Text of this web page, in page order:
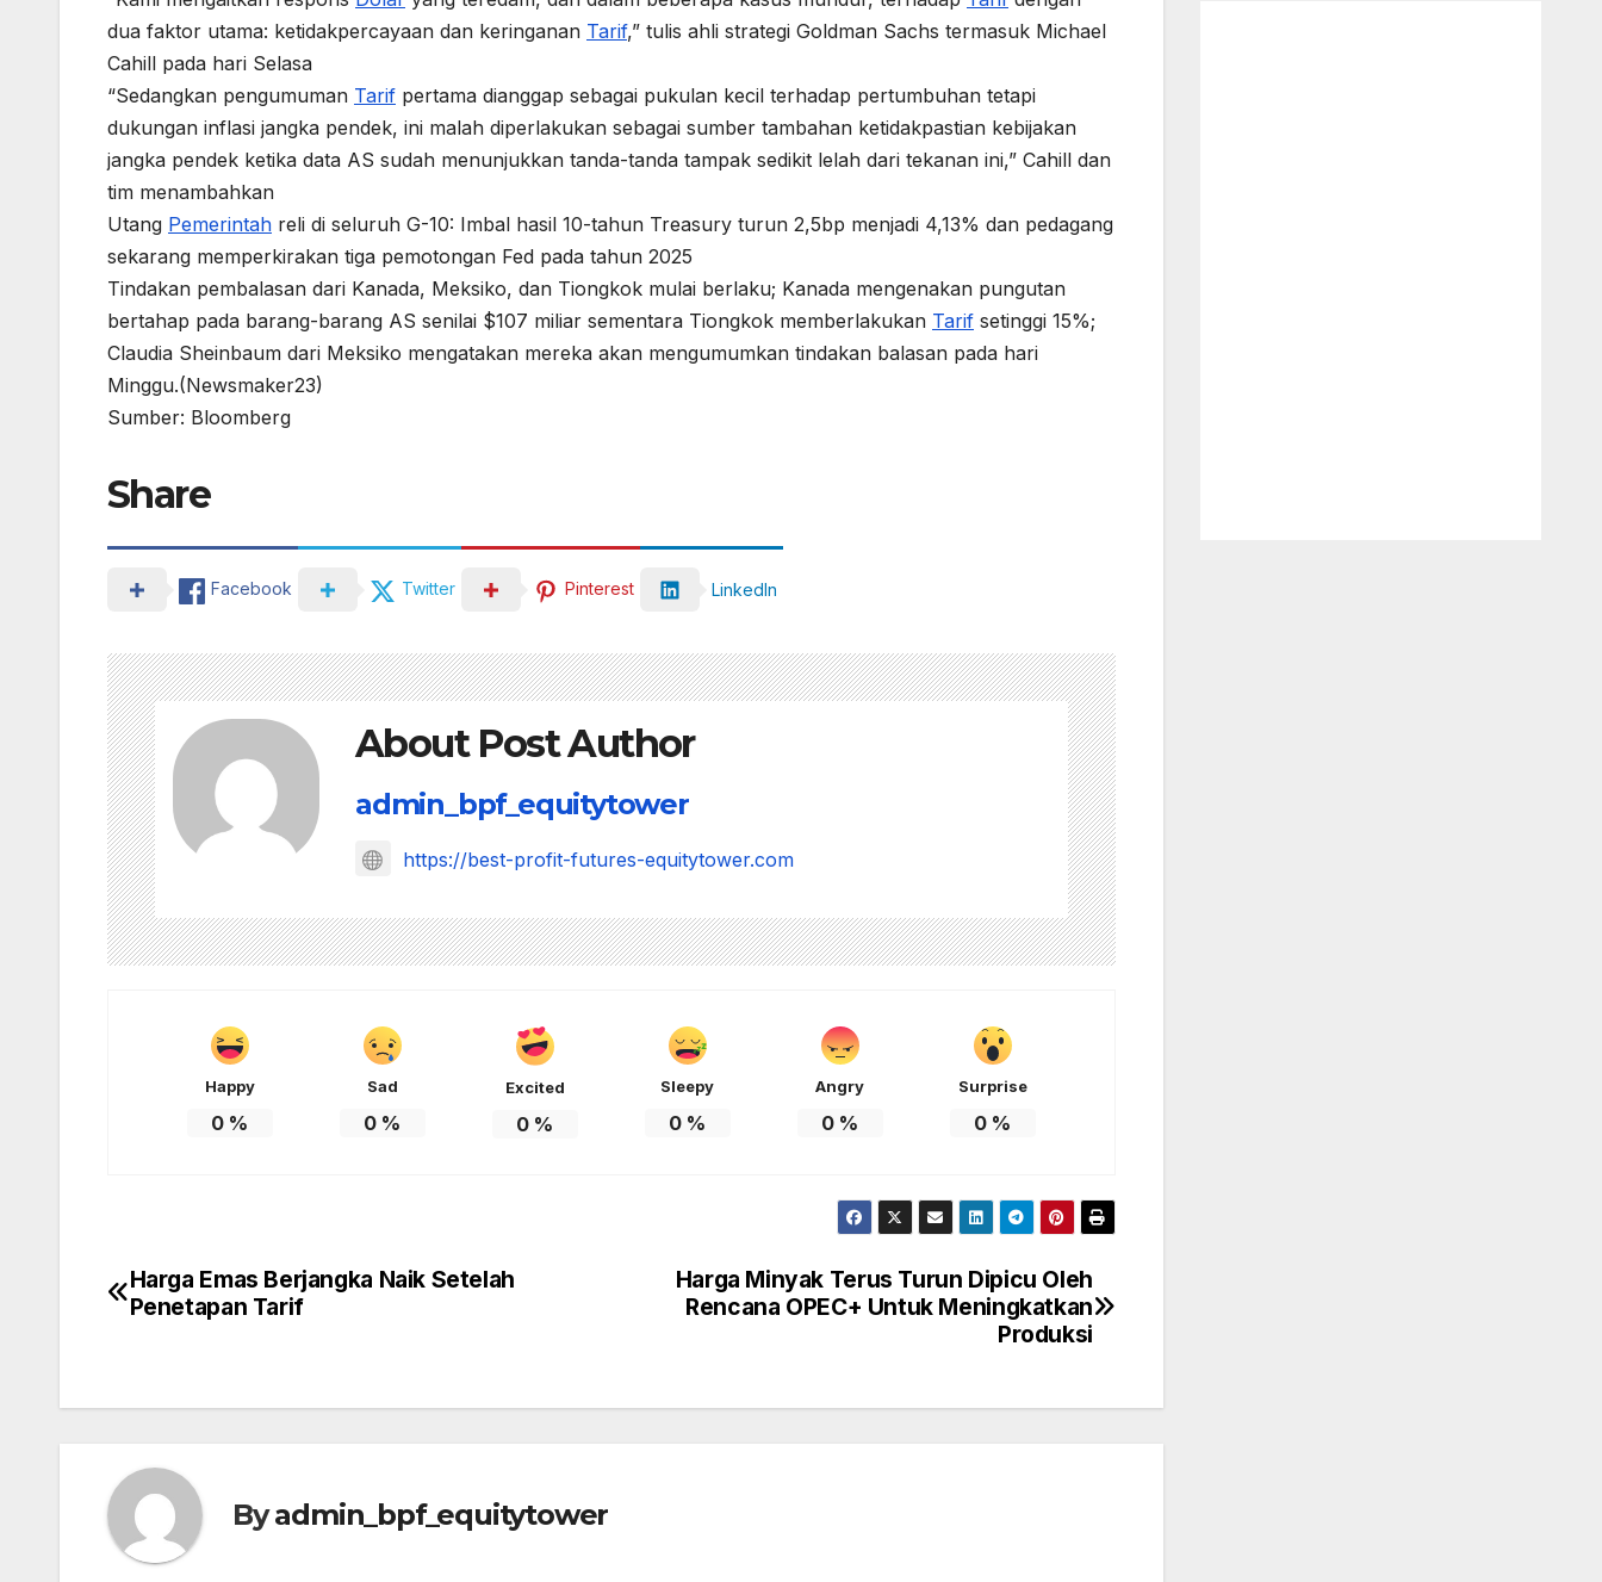
dua faktor utama: ketidakpercayaan dan keringanan Tarif,” tulis ahli strategi Goldman Sachs termasuk Michael
Cahill pada hari Selasa
“Sedangkan pengumuman Tarif pertama dianggap sebagai pukulan kecil terhadap pertumbuhan tetapi
dukungan inflasi jangka pendek, ini malah diperlakukan sebagai sumber tambahan ketidakpastian kebijakan
jangka pendek ketika data AS sudah menunjukkan tanda-tanda tampak sedikit lelah dari tekanan ini,” Cahill dan
tim menambahkan
Utang Pemerintah reli di seluruh G-10: Imbal hasil 10-tahun Treasury turun 2,5bp menjadi 4,13% dan pedagang
sekarang memperkirakan tiga pemotongan Fed pada tahun 2025
Tindakan pembalasan dari Kanada, Meksiko, dan Tiongkok mulai berlaku; Kanada mengenakan pungutan
bertahap pada barang-barang AS senilai $107 miliar sementara Tiongkok memberlakukan Tarif setinggi 15%;
Claudia Sheinbaum dari Meksiko mengatakan mereka akan mengumumkan tindakan balasan pada hari
Minggu.(Newsmaker23)
Sumber: Bloomberg
Share
Facebook Twitter Pinterest LinkedIn
About Post Author
admin_bpf_equitytower
https://best-profit-futures-equitytower.com
Happy
0 %
Sad
0 %
Excited
0 %
Sleepy
0 %
Angry
0 %
Surprise
0 %
Post
Harga Minyak Terus Turun Dipicu Oleh
Rencana OPEC+ Untuk Meningkatkan
Produksi
Harga Emas Berjangka Naik Setelah
Penetapan Tarif
Byadmin_bpf_equitytower